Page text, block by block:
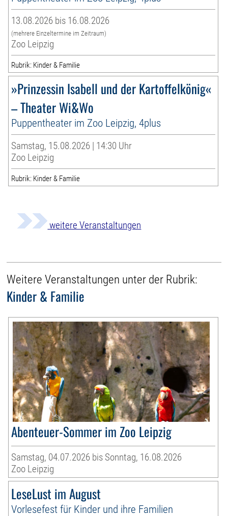
13.08.2026 bis 16.08.2026
(mehrere Einzeltermine im Zeitraum)
Zoo Leipzig
Rubrik: Kinder & Familie
»Prinzessin Isabell und der Kartoffelkönig«
– Theater Wi&Wo
Puppentheater im Zoo Leipzig, 4plus
Samstag, 15.08.2026 | 14:30 Uhr
Zoo Leipzig
Rubrik: Kinder & Familie
weitere Veranstaltungen
Weitere Veranstaltungen unter der Rubrik:
Kinder & Familie
Abenteuer-Sommer im Zoo Leipzig
Samstag, 04.07.2026 bis Sonntag, 16.08.2026
Zoo Leipzig
LeseLust im August
Vorlesefest für Kinder und ihre Familien